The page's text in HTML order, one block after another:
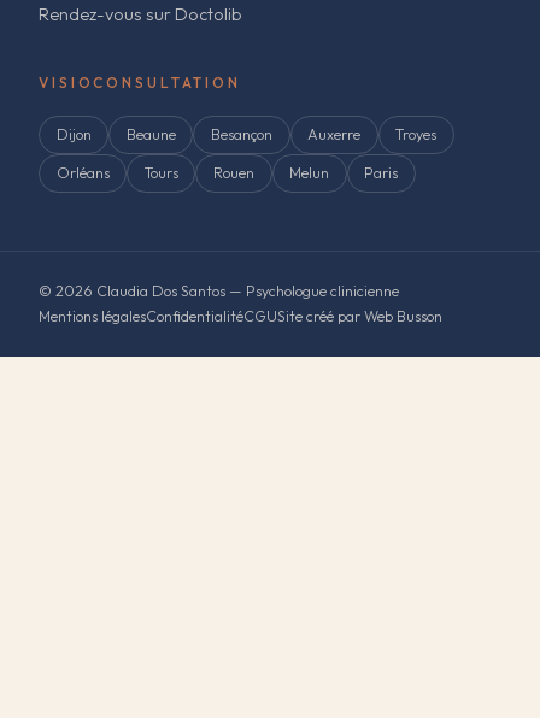
Rendez-vous sur Doctolib
VISIOCONSULTATION
Dijon Beaune Besançon Auxerre Troyes
Orléans Tours Rouen Melun Paris
© 2026 Claudia Dos Santos — Psychologue clinicienne
Mentions légalesConfidentialitéCGUSite créé par Web Busson